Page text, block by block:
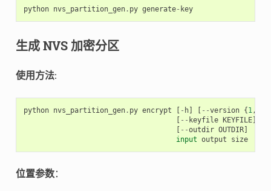
python nvs_partition_gen. py generate- key
生成 NVS 加密分区
使用方法:
python nvs_partition_gen. py encrypt [ - h] [ --version {1,
[ -- keyfile KEYFILE]
[ --outdir OUTDIR]
input output size
位置参数：